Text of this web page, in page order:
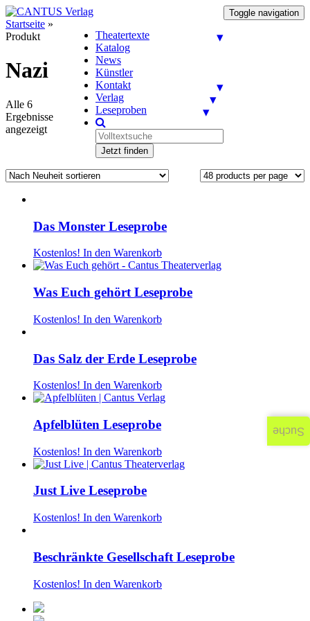
Toggle navigation
Theatertexte
Katalog
News
Künstler
Kontakt
Verlag
Leseproben
Jetzt finden
Startseite »
Produkt
Nazi
Alle 6
Ergebnisse
angezeigt
Das Monster Leseprobe
Kostenlos! In den Warenkorb
Was Euch gehört Leseprobe
Kostenlos! In den Warenkorb
Das Salz der Erde Leseprobe
Kostenlos! In den Warenkorb
Apfelblüten Leseprobe
Kostenlos! In den Warenkorb
Just Live Leseprobe
Kostenlos! In den Warenkorb
Beschränkte Gesellschaft Leseprobe
Kostenlos! In den Warenkorb
Suche